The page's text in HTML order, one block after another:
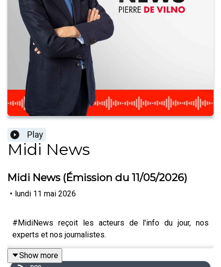
Play
Midi News
Midi News (Émission du 11/05/2026)
• lundi 11 mai 2026
#MidiNews reçoit les acteurs de l'info du jour, nos
experts et nos journalistes.
Show more